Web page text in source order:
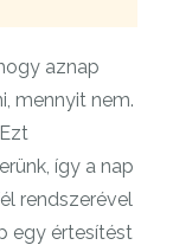
aznap
mennyit nem.
így a nap
rendszerével
egy értesítést